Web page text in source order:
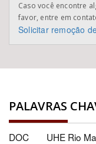
Caso você encontre
favor, entre em
Solicitar remoção
PALAVRAS
DOC UHE Rio